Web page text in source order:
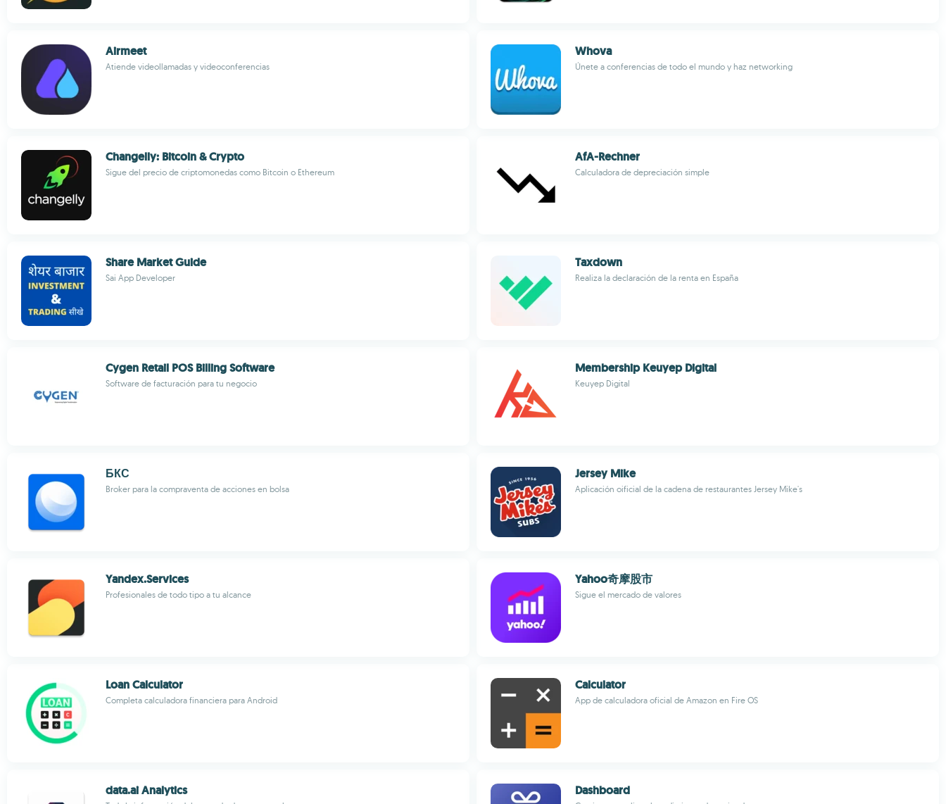
Airmeet
Atiende videollamadas y videoconferencias
Whova
Únete a conferencias de todo el mundo y haz networking
Changelly: Bitcoin & Crypto
Sigue del precio de criptomonedas como Bitcoin o Ethereum
AfA-Rechner
Calculadora de depreciación simple
Share Market Guide
Sai App Developer
Taxdown
Realiza la declaración de la renta en España
Cygen Retail POS Billing Software
Software de facturación para tu negocio
Membership Keuyep Digital
Keuyep Digital
БКС
Broker para la compraventa de acciones en bolsa
Jersey Mike
Aplicación oificial de la cadena de restaurantes Jersey Mike's
Yandex.Services
Profesionales de todo tipo a tu alcance
Yahoo奇摩股市
Sigue el mercado de valores
Loan Calculator
Completa calculadora financiera para Android
Calculator
App de calculadora oficial de Amazon en Fire OS
data.ai Analytics Dashboard